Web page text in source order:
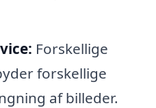
Forskellige
forskellige
af billeder.